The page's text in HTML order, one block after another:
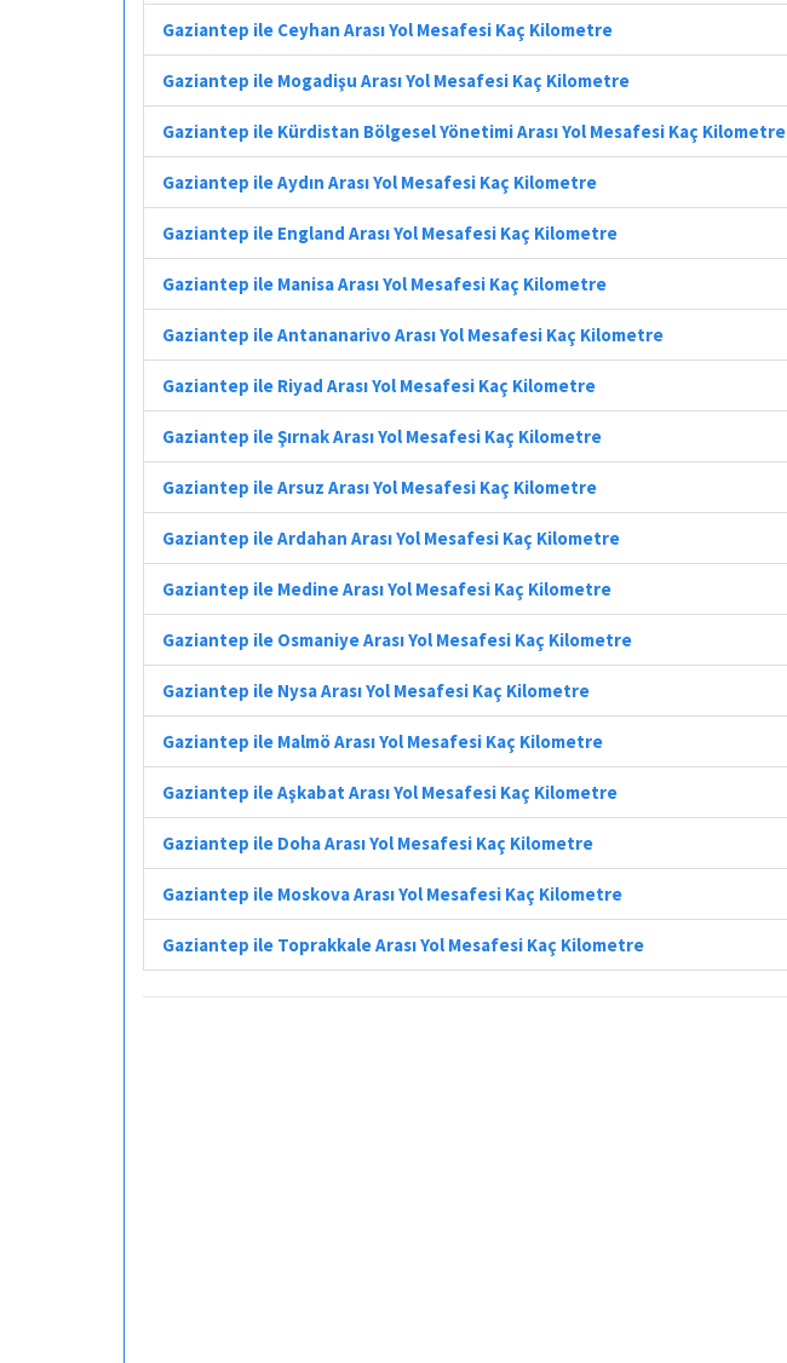
Gaziantep ile Ceyhan Arası Yol Mesafesi Kaç Kilometre
Gaziantep ile Mogadişu Arası Yol Mesafesi Kaç Kilometre
Gaziantep ile Kürdistan Bölgesel Yönetimi Arası Yol Mesafesi Kaç Kilometre
Gaziantep ile Aydın Arası Yol Mesafesi Kaç Kilometre
Gaziantep ile England Arası Yol Mesafesi Kaç Kilometre
Gaziantep ile Manisa Arası Yol Mesafesi Kaç Kilometre
Gaziantep ile Antananarivo Arası Yol Mesafesi Kaç Kilometre
Gaziantep ile Riyad Arası Yol Mesafesi Kaç Kilometre
Gaziantep ile Şırnak Arası Yol Mesafesi Kaç Kilometre
Gaziantep ile Arsuz Arası Yol Mesafesi Kaç Kilometre
Gaziantep ile Ardahan Arası Yol Mesafesi Kaç Kilometre
Gaziantep ile Medine Arası Yol Mesafesi Kaç Kilometre
Gaziantep ile Osmaniye Arası Yol Mesafesi Kaç Kilometre
Gaziantep ile Nysa Arası Yol Mesafesi Kaç Kilometre
Gaziantep ile Malmö Arası Yol Mesafesi Kaç Kilometre
Gaziantep ile Aşkabat Arası Yol Mesafesi Kaç Kilometre
Gaziantep ile Doha Arası Yol Mesafesi Kaç Kilometre
Gaziantep ile Moskova Arası Yol Mesafesi Kaç Kilometre
Gaziantep ile Toprakkale Arası Yol Mesafesi Kaç Kilometre